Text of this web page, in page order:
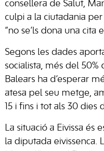
consellera de Salut,
culpi a la ciutadania
“no se’ls dona una cita
Segons les dades
socialista, més del
Balears ha d’esperar
atesa pel seu metge,
15 i fins i tot als 30 dies
La situació a Eivissa és
la diputada eivissenca.